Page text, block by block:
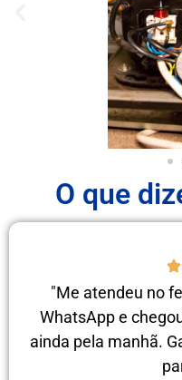
O que
"Me atendeu no
WhatsApp e
ainda pela manhã.